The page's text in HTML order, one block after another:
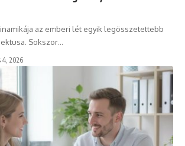
az emberi lét egyik legösszetettebb
Sokszor…
4, 2026